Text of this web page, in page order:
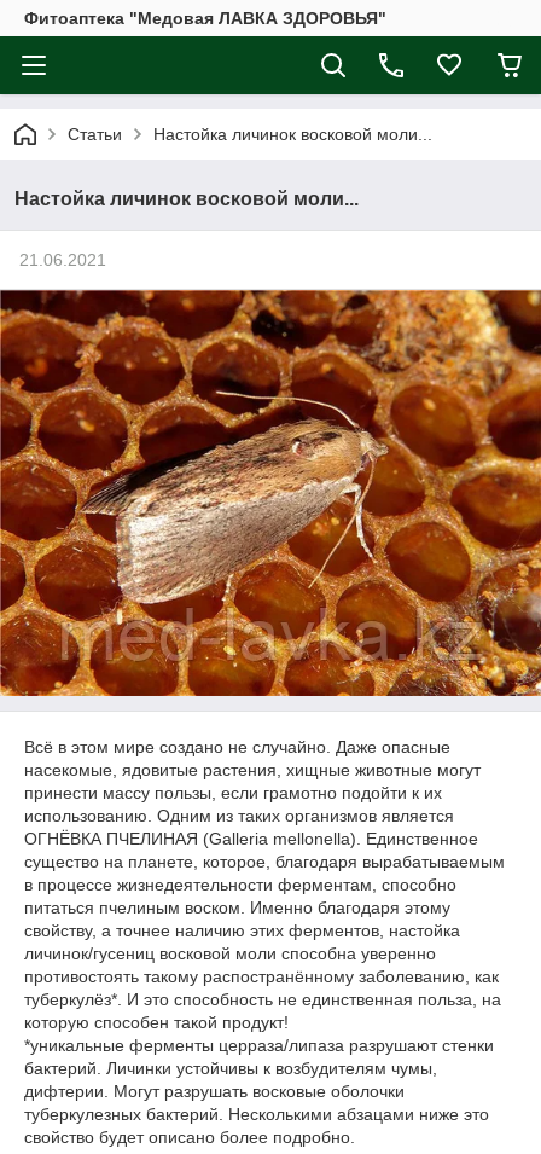
Фитоаптека "Медовая ЛАВКА ЗДОРОВЬЯ"
Статьи Настойка личинок восковой моли...
Настойка личинок восковой моли...
21.06.2021
Всё в этом мире создано не случайно. Даже опасные
насекомые, ядовитые растения, хищные животные могут
принести массу пользы, если грамотно подойти к их
использованию. Одним из таких организмов является
ОГНЁВКА ПЧЕЛИНАЯ (Galleria mellonella). Единственное
существо на планете, которое, благодаря вырабатываемым
в процессе жизнедеятельности ферментам, способно
питаться пчелиным воском. Именно благодаря этому
свойству, а точнее наличию этих ферментов, настойка
личинок/гусениц восковой моли способна уверенно
противостоять такому распостранённому заболеванию, как
туберкулёз*. И это способность не единственная польза, на
которую способен такой продукт!
*уникальные ферменты церраза/липаза разрушают стенки
бактерий. Личинки устойчивы к возбудителям чумы,
дифтерии. Могут разрушать восковые оболочки
туберкулезных бактерий. Несколькими абзацами ниже это
свойство будет описано более подробно.